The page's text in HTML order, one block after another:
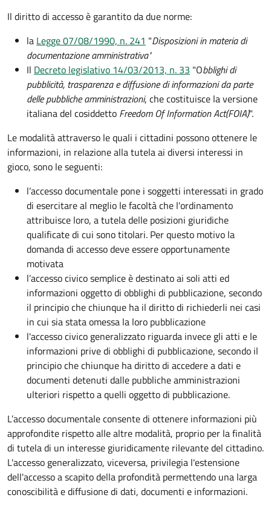
Il diritto di accesso è garantito da due norme:
la Legge 07/08/1990, n. 241 "Disposizioni in materia di
documentazione amministrativa"
Il Decreto legislativo 14/03/2013, n. 33 "Obblighi di
pubblicità, trasparenza e diffusione di informazioni da parte
delle pubbliche amministrazioni, che costituisce la versione
italiana del cosiddetto Freedom Of Information Act(FOIA)".
Le modalità attraverso le quali i cittadini possono ottenere le
informazioni, in relazione alla tutela ai diversi interessi in
gioco, sono le seguenti:
l’accesso documentale pone i soggetti interessati in grado
di esercitare al meglio le facoltà che l'ordinamento
attribuisce loro, a tutela delle posizioni giuridiche
qualificate di cui sono titolari. Per questo motivo la
domanda di accesso deve essere opportunamente
motivata
l’accesso civico semplice è destinato ai soli atti ed
informazioni oggetto di obblighi di pubblicazione, secondo
il principio che chiunque ha il diritto di richiederli nei casi
in cui sia stata omessa la loro pubblicazione
l'accesso civico generalizzato riguarda invece gli atti e le
informazioni prive di obblighi di pubblicazione, secondo il
principio che chiunque ha diritto di accedere a dati e
documenti detenuti dalle pubbliche amministrazioni
ulteriori rispetto a quelli oggetto di pubblicazione.
L’accesso documentale consente di ottenere informazioni più
approfondite rispetto alle altre modalità, proprio per la finalità
di tutela di un interesse giuridicamente rilevante del cittadino.
L'accesso generalizzato, viceversa, privilegia l'estensione
dell'accesso a scapito della profondità permettendo una larga
conoscibilità e diffusione di dati, documenti e informazioni.